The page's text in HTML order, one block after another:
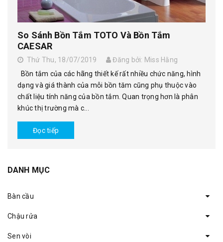
So Sánh Bồn Tắm TOTO Và Bồn Tắm
CAESAR
Thứ Thu, 18/07/2019
Đăng bởi: Miss Hằng
Bồn tắm của các hãng thiết kế rất nhiều chức năng, hình
dạng và giá thành của mỗi bồn tăm cũng phụ thuộc vào
chất liệu tính năng của bồn tắm. Quan trọng hơn là phân
khúc thị trường mà c...
Đọc tiếp
DANH MỤC
Bàn cầu
Chậu rửa
Sen vòi